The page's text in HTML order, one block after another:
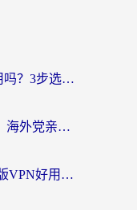
海外党必看：斧牛和飞鱼好用吗？3步选对回国加速器，无缝刷剧玩国服
穿梭和FlashBack归燕好用吗？海外党亲测3款热门回国加速器，教你选对不踩坑
海外看国内剧总卡？快帆TV版VPN好用吗？和快滚VPN对比哪个回国效果更好？